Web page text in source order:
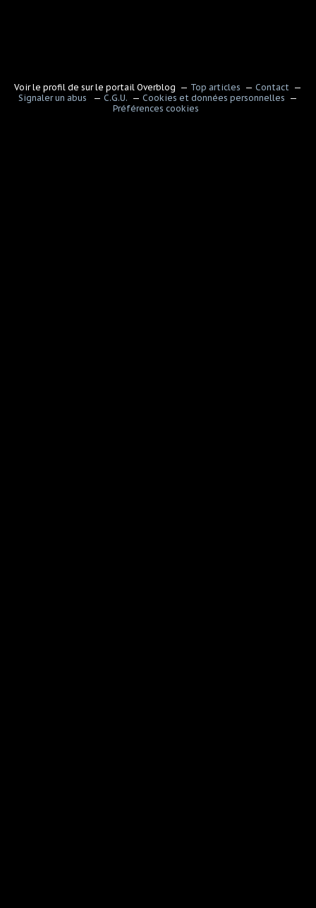
Voir le profil de sur le portail Overblog Top articles
Contact
Signaler un abus
C.G.U.
Cookies et données personnelles
Préférences cookies